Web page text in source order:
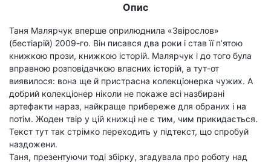
Опис
Таня Малярчук вперше оприлюднила «Звірослов»
(бестіарій) 2009-го. Він писався два роки і став її п’ятою
книжкою прози, книжкою історій. Малярчук і до того була
вправною розповідачкою власних історій, а тут-от
виявилося: вона ще й пристрасна колекціонерка чужих. А
добрий колекціонер ніколи не покаже всі назбирані
артефакти нараз, найкраще прибереже для обраних і на
потім. Жоден твір у цій книжці не є тим, чим прикидається.
Текст тут так стрімко переходить у підтекст, що спробуй
наздожени.
Таня, презентуючи тоді збірку, згадувала про роботу над